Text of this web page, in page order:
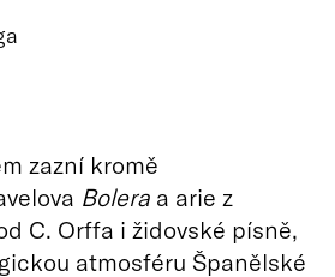
zazní kromě
Bolera a arie z
C. Orffa i židovské písně,
atmosféru Španělské